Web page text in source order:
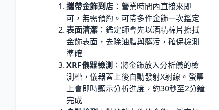
攜帶金飾到店 ：營業時間內直接來即
可，無需預約。可帶多件金飾一次鑑定
表面清潔 ：鑑定師會先以酒精棉片擦拭
金飾表面，去除油脂與髒污，確保檢測
準確
XRF儀器檢測 ：將金飾放入分析儀的檢
測槽，儀器蓋上後自動發射X射線。螢幕
上會即時顯示分析進度，約30秒至2分鐘
完成